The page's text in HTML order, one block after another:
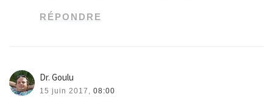
RÉPONDRE
Dr. Goulu
15 juin 2017, 08:00